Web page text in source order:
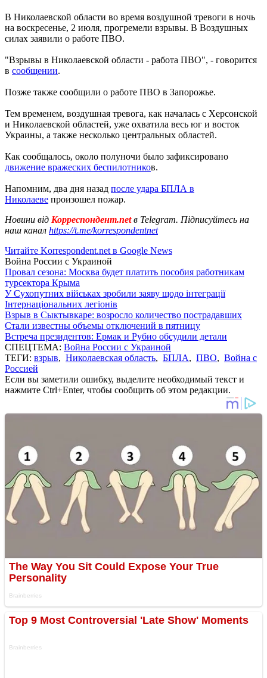
В Николаевской области во время воздушной тревоги в ночь
на воскресенье, 2 июля, прогремели взрывы. В Воздушных
силах заявили о работе ПВО.
"Взрывы в Николаевской области - работа ПВО", - говорится
в сообщении.
Позже также сообщили о работе ПВО в Запорожье.
Тем временем, воздушная тревога, как началась с Херсонской
и Николаевской областей, уже охватила весь юг и восток
Украины, а также несколько центральных областей.
Как сообщалось, около полуночи было зафиксировано
движение вражеских беспилотников.
Напомним, два дня назад после удара БПЛА в
Николаеве произошел пожар.
Новини від Корреспондент.netв Telegram. Підписуйтесь на
наш канал https://t.me/korrespondentnet
Читайте Korrespondent.net в Google News
Война России с Украиной
Провал сезона: Москва будет платить пособия работникам
турсектора Крыма
У Сухопутних військах зробили заяву щодо інтеграції
Інтернаціональних легіонів
Взрыв в Сыктывкаре: возросло количество пострадавших
Стали известны объемы отключений в пятницу
Встреча президентов: Ермак и Рубио обсудили детали
СПЕЦТЕМА: Война России с Украиной
ТЕГИ: взрыв, Николаевская область, БПЛА, ПВО, Война с
Россией
Если вы заметили ошибку, выделите необходимый текст и
нажмите Ctrl+Enter, чтобы сообщить об этом редакции.